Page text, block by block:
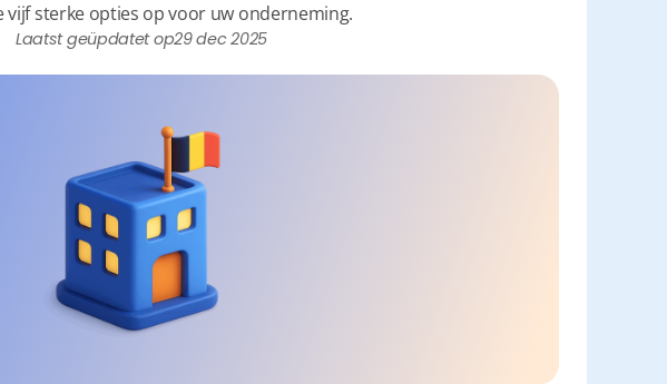
vijf sterke opties op voor uw onderneming.
Laatst geüpdatet op29 dec 2025